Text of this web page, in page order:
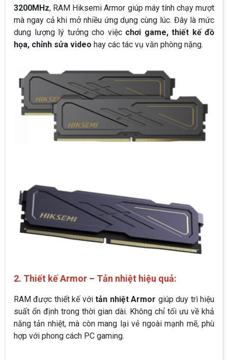
3200MHz, RAM Hiksemi Armor giúp máy tính chạy mượt
mà ngay cả khi mở nhiều ứng dụng cùng lúc. Đây là mức
dung lượng lý tưởng cho việc chơi game, thiết kế đồ
họa, chỉnh sửa video hay các tác vụ văn phòng nặng.
2. Thiết kế Armor – Tản nhiệt hiệu quả:
RAM được thiết kế vớitản nhiệt Armor giúp duy trì hiệu
suất ổn định trong thời gian dài. Không chỉ tối ưu về khả
năng tản nhiệt, mà còn mang lại vẻ ngoài mạnh mẽ, phù
hợp với phong cách PC gaming.